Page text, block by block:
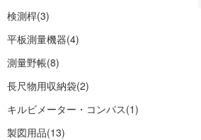
検測桿(3)
平板測量機器(4)
測量野帳(8)
長尺物用収納袋(2)
キルビメーター・コンパス(1)
製図用品(13)